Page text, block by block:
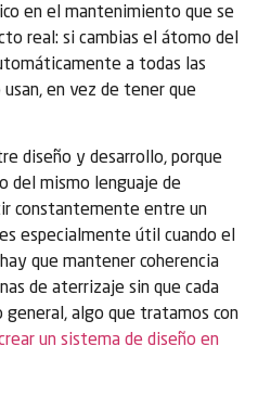
en el mantenimiento que se
real: si cambias el átomo del
a todas las
en vez de tener que
diseño y desarrollo, porque
del mismo lenguaje de
constantemente entre un
especialmente útil cuando el
que mantener coherencia
de aterrizaje sin que cada
general, algo que tratamos con
un sistema de diseño en